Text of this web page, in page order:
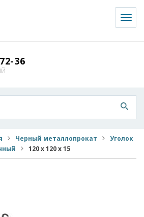
36
Черный металлопрокат
Уголок
120 х 120 х 15